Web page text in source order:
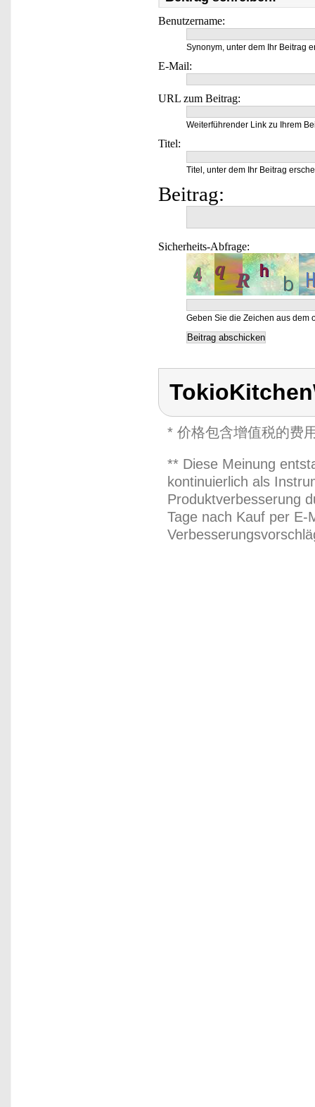
Benutzername:
Synonym, unter dem Ihr Beitrag
E-Mail:
URL zum Beitrag:
Weiterführender Link zu Ihrem
Titel:
Titel, unter dem Ihr Beitrag
Beitrag:
Sicherheits-Abfrage:
Geben Sie die Zeichen aus dem
* 价格包含增值税的费
** Diese Meinung
kontinuierlich als
Produktverbesserung
Tage nach Kauf per E-